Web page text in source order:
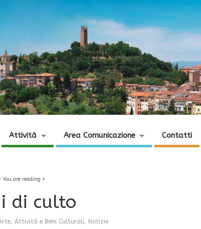
Attività Area Comunicazione Contatti
You are reading »
di culto
Attività e Beni Culturali, Notizie